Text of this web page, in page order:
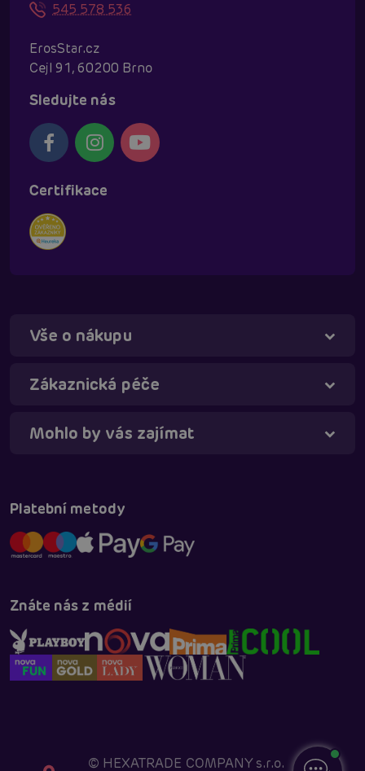
545 578 536
ErosStar.cz
Cejl 91, 60200 Brno
Sledujte nás
Certifikace
Vše o nákupu
Zákaznická péče
Mohlo by vás zajímat
Platební metody
Znáte nás z médií
© HEXATRADE COMPANY s.r.o.
Táňa - virtuální asistentka